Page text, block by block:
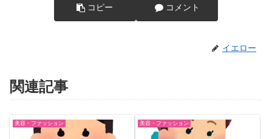
コピー コメント
イエロー
関連記事
美容・ファッション 美容・ファッション